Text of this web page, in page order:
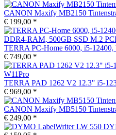
CANON Maxify MB2150
€ 199,00 *
TERRA PC-Home 6000, i5-12400,
€ 749,00 *
TERRA PAD 1262 V2 12.3" i5-
€ 969,00 *
CANON Maxify MB5150
€ 249,00 *